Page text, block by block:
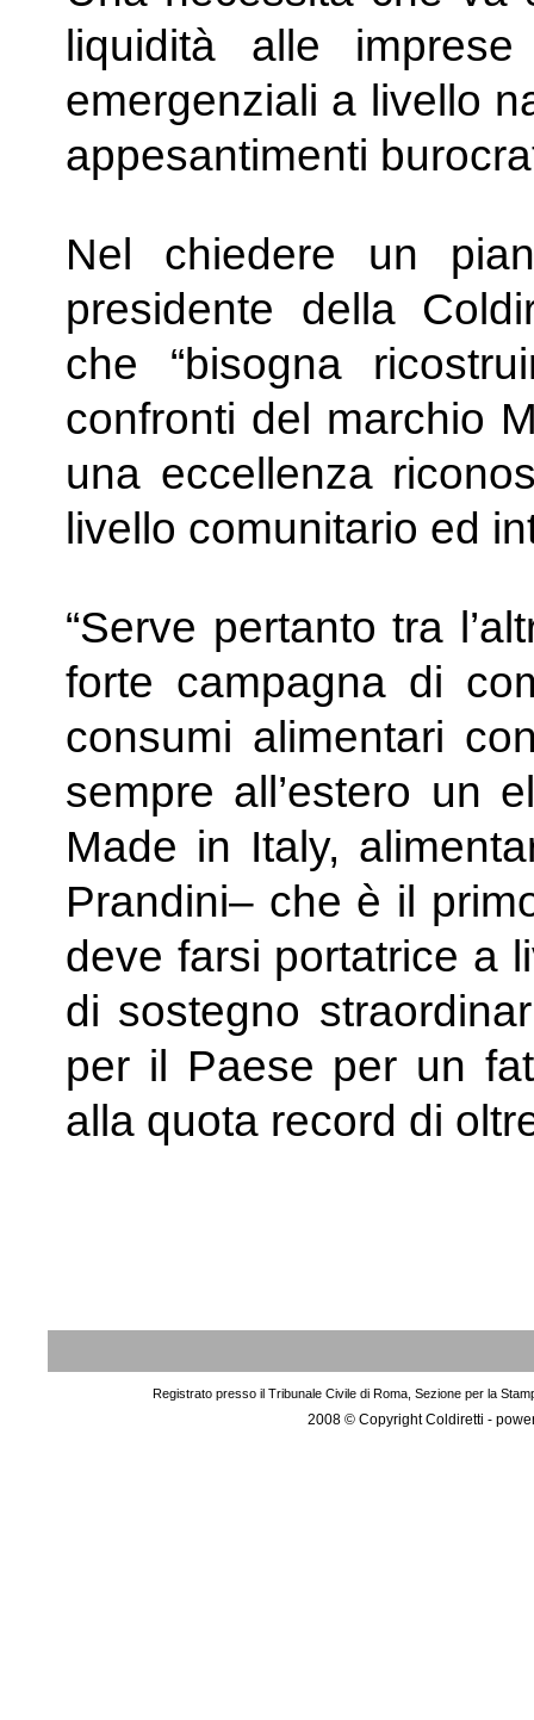
liquidità alle
emergenziali a livello
appesantimenti
Nel chiedere un
presidente della
che “bisogna
confronti del marchio
una eccellenza
livello comunitario ed
“Serve pertanto tra
forte campagna di
consumi alimentari
sempre all’estero un
Made in Italy,
Prandini– che è il
deve farsi portatrice a
di sostegno
per il Paese per un
alla quota record di
Registrato presso il Tribunale Civile di Roma, Sezione per la
2008 © Copyright Coldiretti -